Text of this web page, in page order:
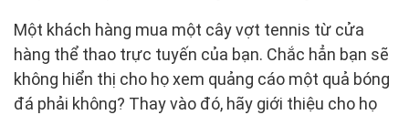
Một khách hàng mua một cây vợt tennis từ cửa
hàng thể thao trực tuyến của bạn. Chắc hẳn bạn sẽ
không hiển thị cho họ xem quảng cáo một quả bóng
đá phải không? Thay vào đó, hãy giới thiệu cho họ